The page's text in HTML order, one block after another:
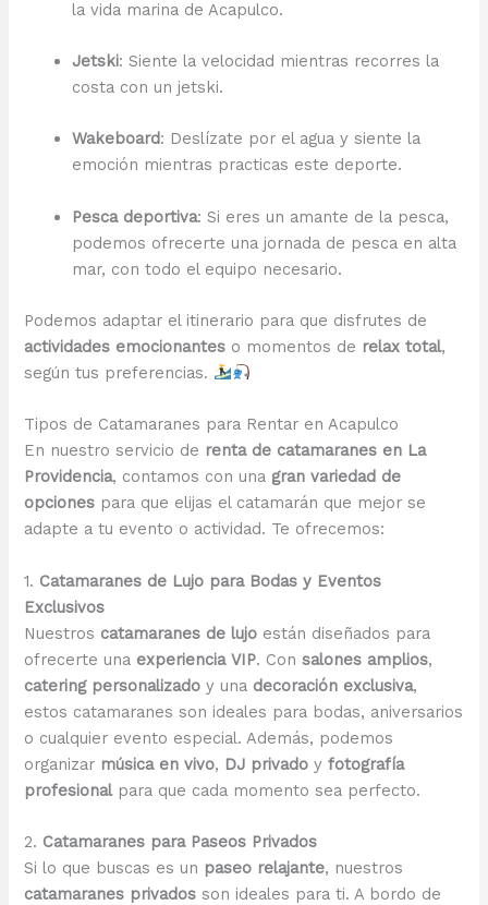
la vida marina de Acapulco.
Jetski: Siente la velocidad mientras recorres la
costa con un jetski.
Wakeboard: Deslízate por el agua y siente la
emoción mientras practicas este deporte.
Pesca deportiva: Si eres un amante de la pesca,
podemos ofrecerte una jornada de pesca en alta
mar, con todo el equipo necesario.
Podemos adaptar el itinerario para que disfrutes de
actividades emocionantes o momentos de relax total,
según tus preferencias.
Tipos de Catamaranes para Rentar en Acapulco
En nuestro servicio de renta de catamaranes en La
Providencia, contamos con una gran variedad de
opciones para que elijas el catamarán que mejor se
adapte a tu evento o actividad. Te ofrecemos:
1. Catamaranes de Lujo para Bodas y Eventos
Exclusivos
Nuestros catamaranes de lujo están diseñados para
ofrecerte una experiencia VIP. Consalones amplios,
catering personalizado y una decoración exclusiva,
estos catamaranes son ideales para bodas, aniversarios
o cualquier evento especial. Además, podemos
organizar música en vivo, DJ privado yfotografía
profesionalpara que cada momento sea perfecto.
2. Catamaranes para Paseos Privados
Si lo que buscas es un paseo relajante, nuestros
catamaranes privados son ideales para ti. A bordo de